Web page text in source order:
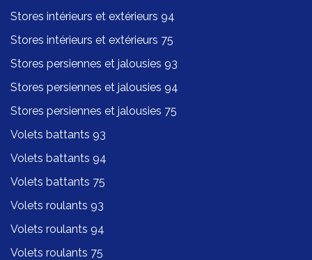
Stores intérieurs et extérieurs 94
Stores intérieurs et extérieurs 75
Stores persiennes et jalousies 93
Stores persiennes et jalousies 94
Stores persiennes et jalousies 75
Volets battants 93
Volets battants 94
Volets battants 75
Volets roulants 93
Volets roulants 94
Volets roulants 75